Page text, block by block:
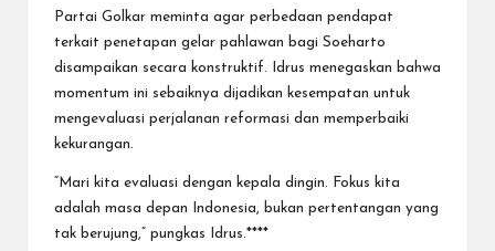
Partai Golkar meminta agar perbedaan pendapat
terkait penetapan gelar pahlawan bagi Soeharto
disampaikan secara konstruktif. Idrus menegaskan bahwa
momentum ini sebaiknya dijadikan kesempatan untuk
mengevaluasi perjalanan reformasi dan memperbaiki
kekurangan.
“Mari kita evaluasi dengan kepala dingin. Fokus kita
adalah masa depan Indonesia, bukan pertentangan yang
tak berujung,” pungkas Idrus.****